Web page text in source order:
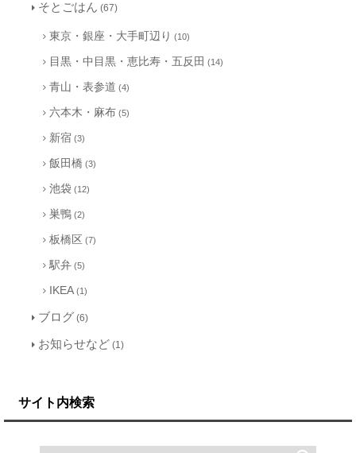
そとごはん (67)
東京・銀座・大手町辺り (10)
目黒・中目黒・恵比寿・五反田 (14)
青山・表参道 (4)
六本木・麻布 (5)
新宿 (3)
飯田橋 (3)
池袋 (12)
巣鴨 (2)
板橋区 (7)
駅弁 (5)
IKEA (1)
ブログ (6)
お知らせなど (1)
サイト内検索